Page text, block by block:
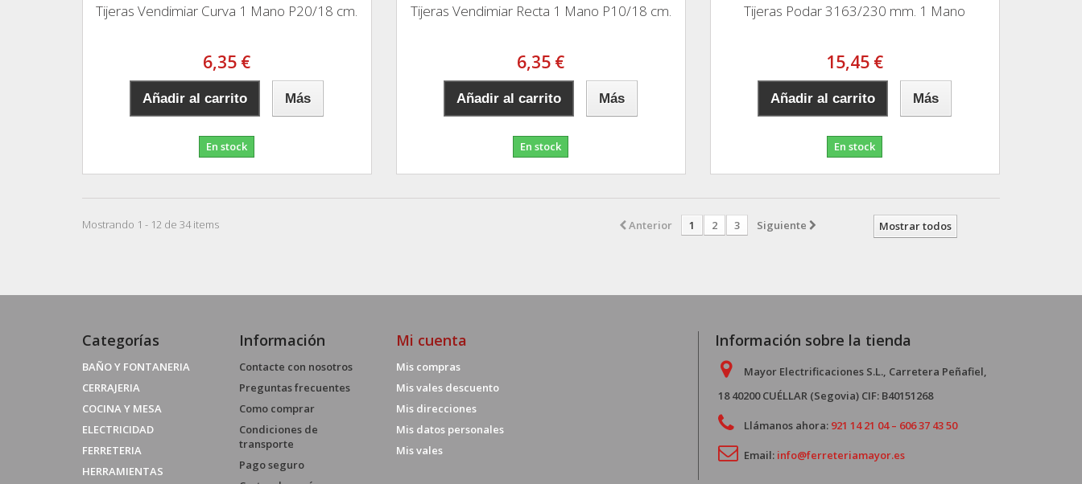
Tijeras Vendimiar Curva 1 Mano P20/18 cm.
6,35 €
Añadir al carrito Más
En stock
Tijeras Vendimiar Recta 1 Mano P10/18 cm.
6,35 €
Añadir al carrito Más
En stock
Tijeras Podar 3163/230 mm. 1 Mano
15,45 €
Añadir al carrito Más
En stock
Mostrar todos
Anterior 1 2 3 Siguiente
Mostrando 1 - 12 de 34 items
Categorías
BAÑO Y FONTANERIA
CERRAJERIA
COCINA Y MESA
ELECTRICIDAD
FERRETERIA
HERRAMIENTAS
Información
Contacte con nosotros
Preguntas frecuentes
Como comprar
Condiciones de
transporte
Pago seguro
Mi cuenta
Mis compras
Mis vales descuento
Mis direcciones
Mis datos personales
Mis vales
Información sobre la tienda
Mayor Electrificaciones S.L., Carretera Peñafiel,
18 40200 CUÉLLAR (Segovia) CIF: B40151268
Llámanos ahora: 921 14 21 04 – 606 37 43 50
Email: info@ferreteriamayor.es